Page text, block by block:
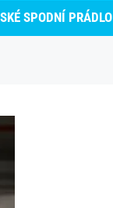
SPODNÍ PRÁDLO